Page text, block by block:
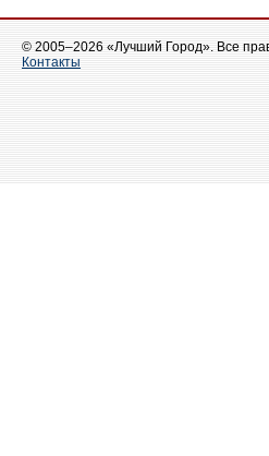
© 2005–2026 «Лучший Город». Все
Контакты